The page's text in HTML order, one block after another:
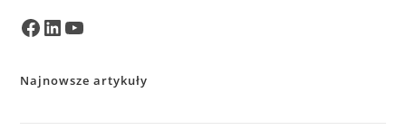
Facebook
LinkedInYouTube
Najnowsze artykuły